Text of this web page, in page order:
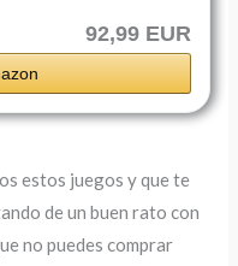
92,99 EUR
estos juegos y que te
de un buen rato con
no puedes comprar